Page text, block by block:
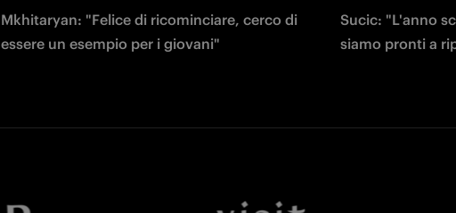
Mkhitaryan: "Felice di ricominciare, cerco di
essere un esempio per i giovani"
Sucic: "L'anno
siamo pronti a